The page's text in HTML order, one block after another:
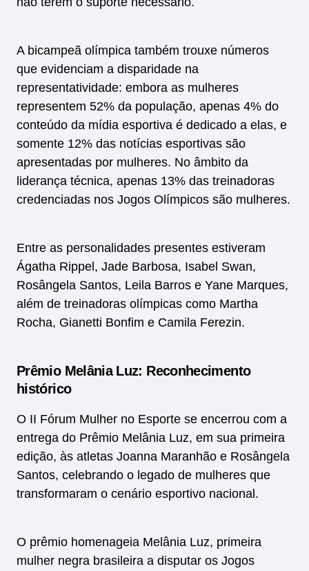
A bicampeã olímpica também trouxe números
que evidenciam a disparidade na
representatividade: embora as mulheres
representem 52% da população, apenas 4% do
conteúdo da mídia esportiva é dedicado a elas, e
somente 12% das notícias esportivas são
apresentadas por mulheres. No âmbito da
liderança técnica, apenas 13% das treinadoras
credenciadas nos Jogos Olímpicos são mulheres.
Entre as personalidades presentes estiveram
Ágatha Rippel, Jade Barbosa, Isabel Swan,
Rosângela Santos, Leila Barros e Yane Marques,
além de treinadoras olímpicas como Martha
Rocha, Gianetti Bonfim e Camila Ferezin.
Prêmio Melânia Luz: Reconhecimento
histórico
O II Fórum Mulher no Esporte se encerrou com a
entrega do Prêmio Melânia Luz, em sua primeira
edição, às atletas Joanna Maranhão e Rosângela
Santos, celebrando o legado de mulheres que
transformaram o cenário esportivo nacional.
O prêmio homenageia Melânia Luz, primeira
mulher negra brasileira a disputar os Jogos